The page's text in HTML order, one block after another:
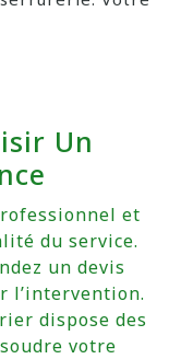
Un
et
du service.
un devis
l’intervention.
dispose des
votre